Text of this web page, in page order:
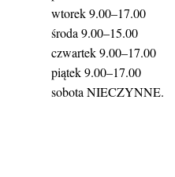
wtorek9.00–17.00
środa 9.00–15.00
czwartek9.00–17.00
piątek9.00–17.00
sobota NIECZYNNE.